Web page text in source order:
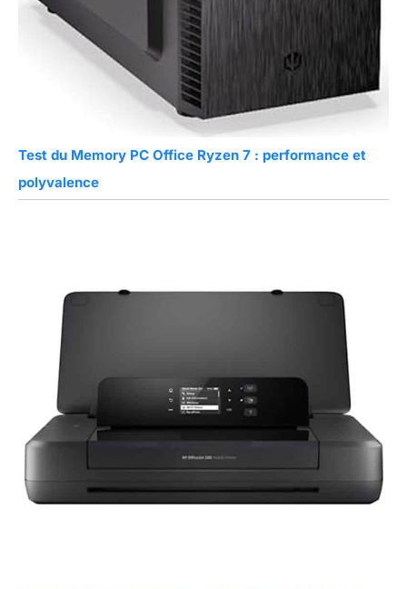
Test du Memory PC Office Ryzen 7 : performance et
polyvalence